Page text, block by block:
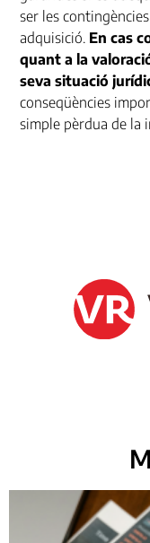
ser les
adquisició. En cas
quant a la
seva situació
conseqüències
simple pèrdua de la